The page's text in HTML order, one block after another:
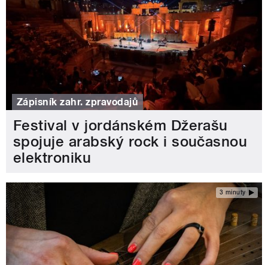
Zápisník zahr. zpravodajů
Festival v jordánském Džerašu
spojuje arabský rock i současnou
elektroniku
3 minuty